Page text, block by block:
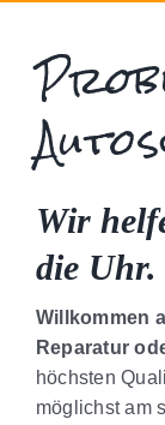
Wir
die Uhr.
Willkommen
Reparatur
höchsten
möglichst am